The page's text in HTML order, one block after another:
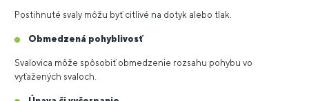
Postihnuté svaly môžu byť citlivé na dotyk alebo tlak.
Obmedzená pohyblivosť
Svalovica môže spôsobiť obmedzenie rozsahu pohybu vo
vyťažených svaloch.